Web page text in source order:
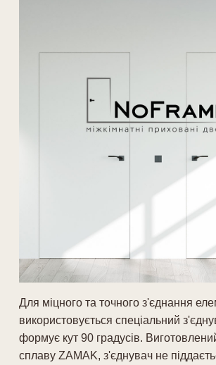
Для міцного та точного з'єднання
використовується спеціальний
формує кут 90 градусів.
сплаву ZAMAK, з'єднувач не